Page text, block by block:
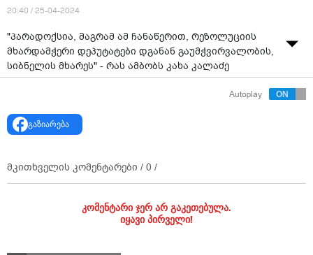
20:40 / 25-04-2024
"პარადოქსია, მაგრამ ამ ჩანაწერით, რეზოლუციის
მხარდამჭერი დეპუტატები დგანან გაუმჭვირვალობის,
სიბნელის მხარეს" - რას ამბობს კახა კალაძე
ევროპარლამენტის მიერ მიღებულ რეზოლუციაში
ჩანაწერზე, სადაც საუბარია „საქართველოში უცხოური
მცდელობებსა და სამოქალაქო საზოგადოებაზე მისი
შეზღუდვების შესახებ“
Autoplay
გაზიარება
მკითხველის კომენტარები / 0 /
კომენტარი ჯერ არ გაკეთებულა.
იყავი პირველი!